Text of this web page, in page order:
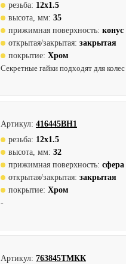
резьба: 12х1.5
высота, мм: 35
прижимная поверхность: конус
открытая/закрытая: закрытая
покрытие: Хром
Секретные гайки подходят для
Артикул: 416445BH1
резьба: 12х1.5
высота, мм: 32
прижимная поверхность: сфера
открытая/закрытая: закрытая
покрытие: Хром
-
Артикул: 763845TMКК